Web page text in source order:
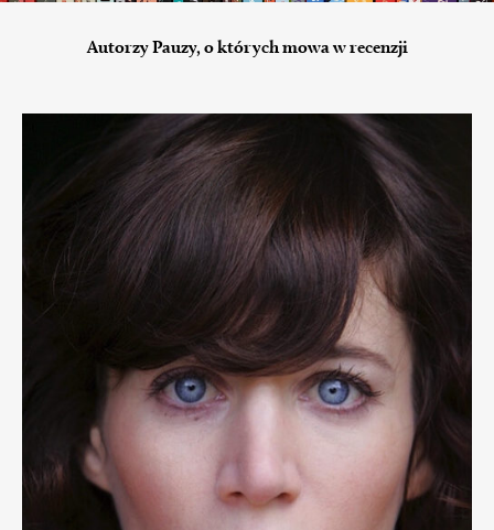
Autorzy Pauzy, o których mowa w recenzji